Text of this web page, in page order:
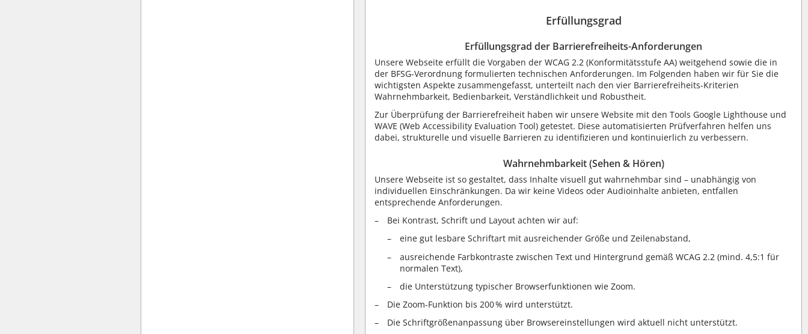
Erfüllungsgrad
Erfüllungsgrad der Barrierefreiheits-Anforderungen
Unsere Webseite erfüllt die Vorgaben der WCAG 2.2 (Konformitätsstufe AA) weitgehend sowie die in
der BFSG-Verordnung formulierten technischen Anforderungen. Im Folgenden haben wir für Sie die
wichtigsten Aspekte zusammengefasst, unterteilt nach den vier Barrierefreiheits-Kriterien
Wahrnehmbarkeit, Bedienbarkeit, Verständlichkeit und Robustheit.
Zur Überprüfung der Barrierefreiheit haben wir unsere Website mit den Tools Google Lighthouse und
WAVE (Web Accessibility Evaluation Tool) getestet. Diese automatisierten Prüfverfahren helfen uns
dabei, strukturelle und visuelle Barrieren zu identifizieren und kontinuierlich zu verbessern.
Wahrnehmbarkeit (Sehen & Hören)
Unsere Webseite ist so gestaltet, dass Inhalte visuell gut wahrnehmbar sind – unabhängig von
individuellen Einschränkungen. Da wir keine Videos oder Audioinhalte anbieten, entfallen
entsprechende Anforderungen.
Bei Kontrast, Schrift und Layout achten wir auf:
eine gut lesbare Schriftart mit ausreichender Größe und Zeilenabstand,
ausreichende Farbkontraste zwischen Text und Hintergrund gemäß WCAG 2.2 (mind. 4,5:1 für
normalen Text),
die Unterstützung typischer Browserfunktionen wie Zoom.
Die Zoom-Funktion bis 200 % wird unterstützt.
Die Schriftgrößenanpassung über Browsereinstellungen wird aktuell nicht unterstützt.